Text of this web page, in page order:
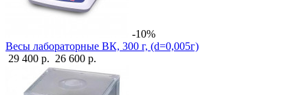
-10%
Весы лабораторные ВК, 300 г, (d=0,005г)
29 400 р. 26 600 р.